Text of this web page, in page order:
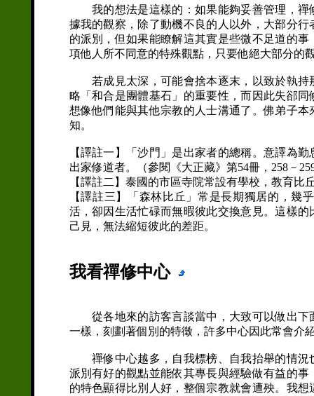
我的想法是這樣的：如果能夠妥善管理，禪
據我的觀察，除了動機不良的人以外，大部分
的派別，但如果能瞭解這其實是些微不足道的
項他人所不同意的特殊觀點，只要他絕大部分的
若成見太深，可能會捨本逐末，以致於執持
略「和合是團體基石」的重要性，而因此失郤
想像他們能與其他宗教的人士溝通了。佛弟子
知。
【譯註一】「沙門」是出家者的總稱。意譯為
出家修道者。（參閱《大正藏》第54冊，258－
【譯註二】泰國的市區寺院常設有學校，教育
【譯註三】「森林比丘」常是長期獨居的，幾
活，卻因生活忙碌而無暇彼此交換意見。這樣
己見，無法縮短彼此的差距。
我看禪修中心
從各地來的訪客言談當中，大致可以做出下
一樣，刻劃著個別的特徵，許多中心因此常會介
禪修中心越多，自我標榜、自我抬舉的情況
派別有好的觀點並能依其專長與經驗做有益的
的特色顯得比別人好，整個宗教就會遭殃。我